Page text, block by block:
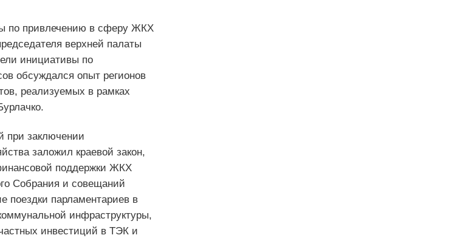
по привлечению в сферу ЖКХ
верхней палаты
инициативы по
обсуждался опыт регионов
реализуемых в рамках
при заключении
заложил краевой закон,
поддержки ЖКХ
Собрания и совещаний
поездки парламентариев в
инфраструктуры,
инвестиций в ТЭК и